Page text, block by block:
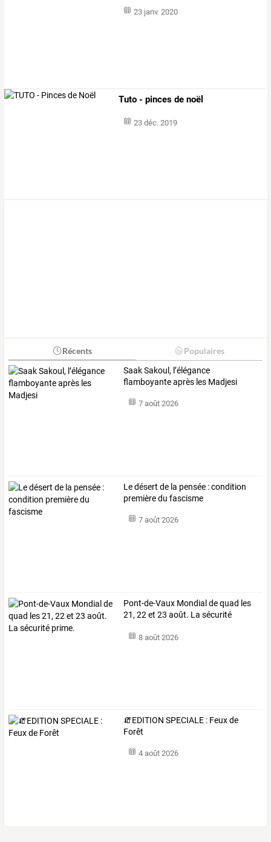
23 janv. 2020
Tuto - pinces de noël
23 déc. 2019
Récents Populaires
Saak Sakoul, l’élégance
flamboyante après les Madjesi
7 août 2026
Le désert de la pensée : condition
première du fascisme
7 août 2026
Pont-de-Vaux Mondial de quad les
21, 22 et 23 août. La sécurité
8 août 2026
🧯EDITION SPECIALE : Feux de
Forêt
4 août 2026